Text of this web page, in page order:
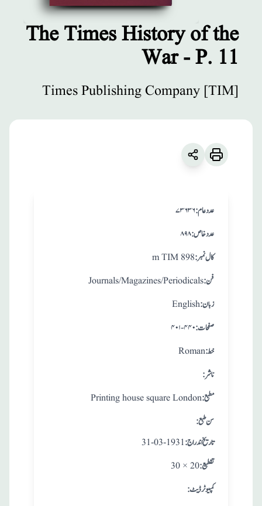
History of the
War - P. 11
The Times History of the
War - P. 11
Times Publishing Company [TIM]
۷۳۶۳۶ :عدد عام
۸۹۸:عدد خاص
m TIM 898 :کال نمبر
Journals/Magazines/Periodicals :فن
English:زبان
۴۰۱-۴۴۰ :صفحات
Roman:خط
:ناشر
Printing house square London:مطبع
: سن طبع
31-03-1931 : تاريخ اندراج
30 × 20 :تقطيع
:کمپیوٹر ڈیٹ